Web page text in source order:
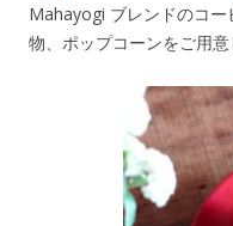
Mahayogi ブレンドのコ
物、ポップコーンをご用意